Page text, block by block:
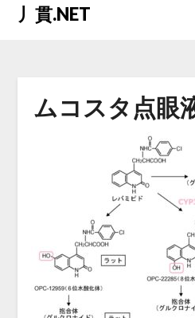
Skip丿貫.NET
ムコスタ点眼